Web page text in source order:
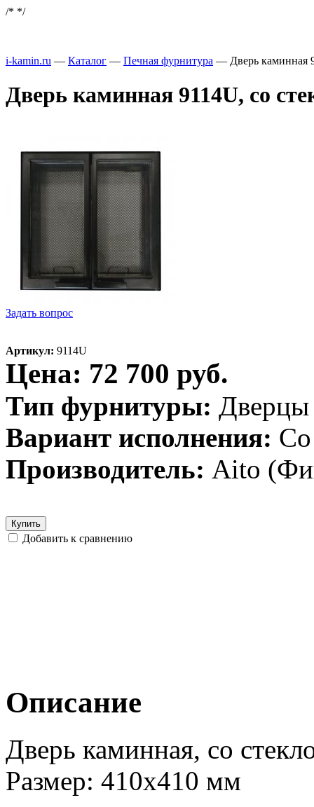
/* */
i-kamin.ru — Каталог — Печная фурнитура — Дверь каминная
Дверь каминная 9114U, со
Задать вопрос
Артикул: 9114U
Цена: 72 700 руб.
Тип фурнитуры: Дверцы
Вариант исполнения: Со
Производитель: Aito
Купить
Добавить к сравнению
Описание
Дверь каминная, со
Размер: 410х410 мм